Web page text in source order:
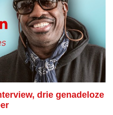
drie genadeloze